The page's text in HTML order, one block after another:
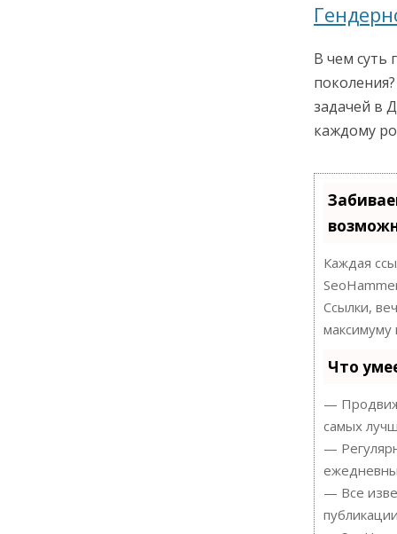
В чем суть
задачей в
каждому
Каждая
Ссылки,
максимуму
Что
—
самых
—
— Все